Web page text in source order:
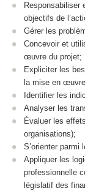
Responsabiliser
objectifs de
Gérer les
Concevoir et
œuvre du projet;
Expliciter les
la mise en
Identifier les
Analyser les
Évaluer les
organisations);
S’orienter parmi
Appliquer les
professionnelle
législatif des